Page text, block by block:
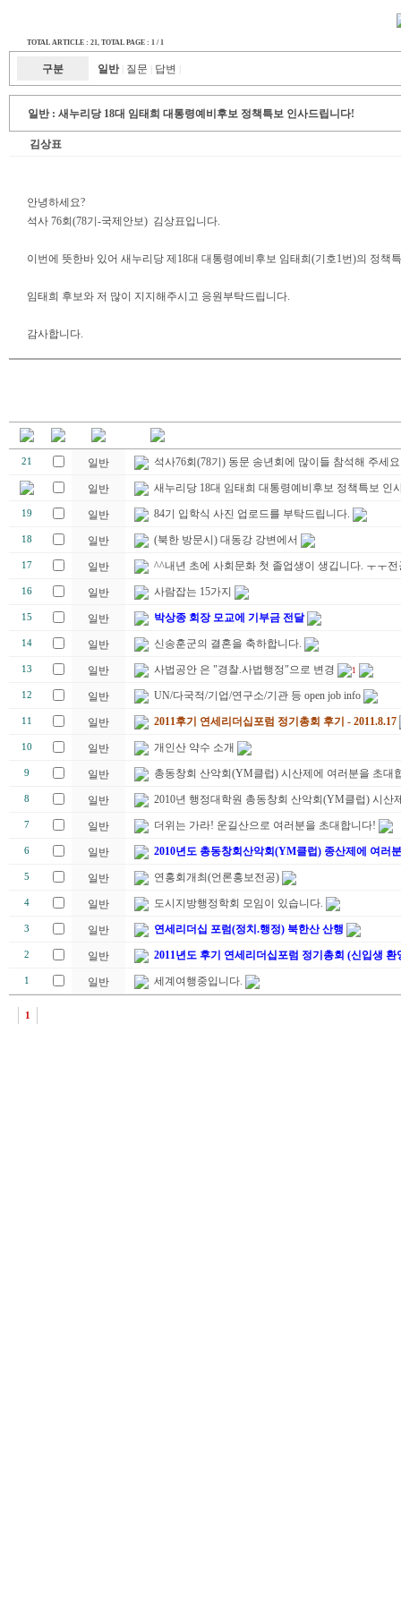
TOTAL ARTICLE : 21, TOTAL PAGE : 1 / 1
구분 일반 질문 답변
일반 : 새누리당 18대 임태희 대통령예비후보 정책특보 인사드립니다!
김상표
안녕하세요?
석사 76회(78기-국제안보) 김상표입니다.
이번에 뜻한바 있어 새누리당 제18대 대통령예비후보 임태희(기호1번)의 정책
임태희 후보와 저 많이 지지해주시고 응원부탁드립니다.
감사합니다.
21 일반 석사76회(78기) 동문 송년회에 많이들 참석해 주세요
일반 새누리당 18대 임태희 대통령예비후보 정책특보 인
19 일반 84기 입학식 사진 업로드를 부탁드립니다.
18 일반 (북한 방문시) 대동강 강변에서
17 일반 ^^내년 초에 사회문화 첫 졸업생이 생깁니다. ㅜㅜ
16 일반 사람잡는 15가지
15 일반 박상종 회장 모교에 기부금 전달
14 일반 신송훈군의 결혼을 축하합니다.
13 일반 사법공안 은 "경찰.사법행정"으로 변경 1
12 일반 UN/다국적/기업/연구소/기관 등 open job info
11 일반 2011후기 연세리더십포럼 정기총회 후기 - 2011.8.17
10 일반 개인산 약수 소개
9 일반 총동창회 산악회(YM클럽) 시산제에 여러분을 초대
8 일반 2010년 행정대학원 총동창회 산악회(YM클럽) 시산
7 일반 더위는 가라! 운길산으로 여러분을 초대합니다!
6 일반 2010년도 총동창회산악회(YM클럽) 종산제에 여러
5 일반 연홍회개최(언론홍보전공)
4 일반 도시지방행정학회 모임이 있습니다.
3 일반 연세리더십 포럼(정치.행정) 북한산 산행
2 일반 2011년도 후기 연세리더십포럼 정기총회 (신입생
1 일반 세계여행중입니다.
1